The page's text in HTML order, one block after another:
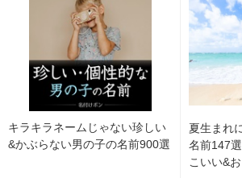
キラキラネームじゃない珍しい
&かぶらない男の子の名前900選
夏生まれ
名前147
こいい&